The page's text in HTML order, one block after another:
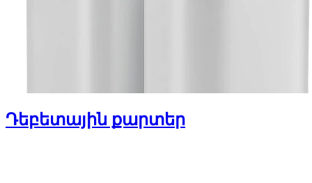
Դեբետային քարտեր